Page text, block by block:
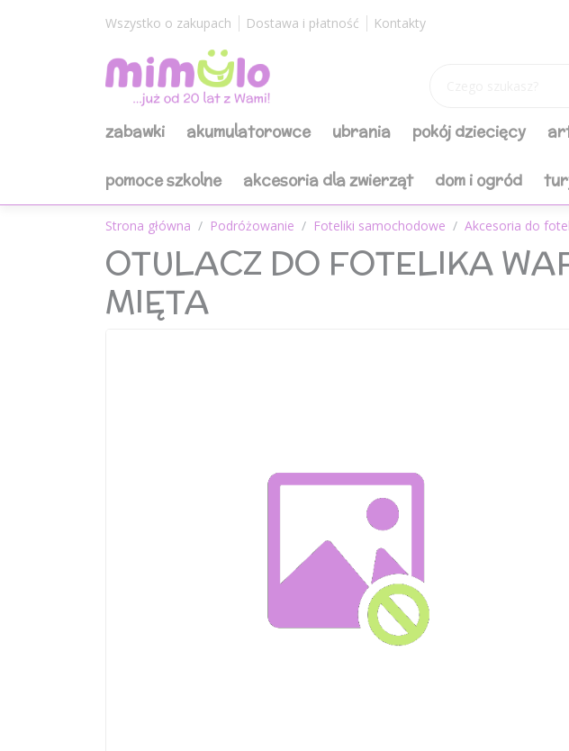
Wszystko o zakupach Dostawa i płatność Kontakty
zabawki akumulatorowce ubrania pokój dziecięcy
pomoce szkolne akcesoria dla zwierząt dom i ogród
Strona główna Podróżowanie Foteliki samochodowe Akcesoria do
OTULACZ DO FOTELIKA
MIĘTA